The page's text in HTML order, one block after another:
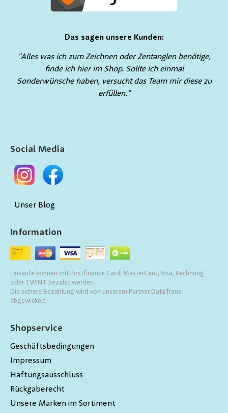
Das sagen unsere Kunden:
"Alles was ich zum Zeichnen oder Zentanglen benötige,
finde ich hier im Shop. Sollte ich einmal
Sonderwünsche haben, versucht das Team mir diese zu
erfüllen."
Shopservice
Geschäftsbedingungen
Impressum
Haftungsausschluss
Rückgaberecht
Unsere Marken im Sortiment
Information
Einkäufe können mit Postfinance Card, MasterCard, Visa, Rechnung
oder TWINT bezahlt werden.
Die sichere Bezahlung wird von unserem Partner DataTrans
abgewickelt.
Social Media
Unser Blog